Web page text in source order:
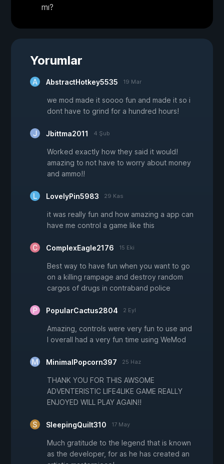
mı?
Yorumlar
AbstractHotkey5535 19 Mar
we mod made it soooo fun and made it so i
dont have to grind for a hundred hours!
Jbittma2011 4 Şub
Worked exactly how they said it would!
amazing to not have to worry about money
and ammo!!
LovelyPin5983 29 Kas
it was really fun and how amazing a app can
have me control a game like this
ComplexEagle2176 15 Eki
Best way to have fun when you want to go
on a killing rampage and destroy random
cargos of drugs in contraband police
PopularCactus2804 2 Eyl
Amazing, controls were very fun to use and
I overall had a very fun time using WeMod
MinimalPopcorn397 25 Haz
THANK YOU FOR THIS AWSOME
ADVENTERISTIC LIFE4LIKE GAME REALLY
ENJOYED WILL PLAY AGAIN!!
SleepingQuilt310 17 May
Much gratitude to the legend that is known
as the developer, for as he has created an